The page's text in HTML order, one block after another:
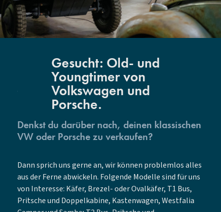
Gesucht: Old- und
Youngtimer von
Volkswagen und
Porsche.
Denkst du darüber nach, deinen klassischen
VW oder Porsche zu verkaufen?
Dann sprich uns gerne an, wir können problemlos alles
aus der Ferne abwickeln. Folgende Modelle sind für uns
von Interesse: Käfer, Brezel- oder Ovalkäfer, T1 Bus,
Pritsche und Doppelkabine, Kastenwagen, Westfalia